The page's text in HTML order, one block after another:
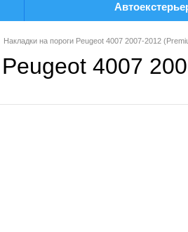
Накладки на пороги Peugeot 4007 2007-2012
4007